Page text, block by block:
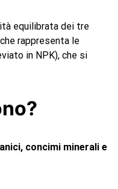
equilibrata dei tre
rappresenta le
in NPK), che si
concimi minerali e